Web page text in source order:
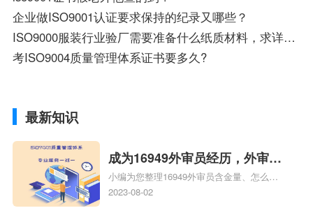
企业做ISO9001认证要求保持的纪录又哪些？
ISO9000服装行业验厂需要准备什么纸质材料，求详细解答！！！
考ISO9004质量管理体系证书要多久?
最新知识
成为16949外审员经历，外审员
16949
小编为您整理16949外审员含金量、怎么才
能成为注册的TS16949:2009的外审员、我
2023-08-02